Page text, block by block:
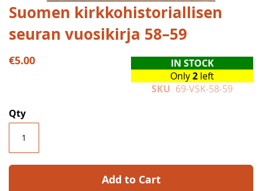
Skip
to
the
of
Suomen kirkkohistoriallisen
seuran vuosikirja 58–59
€5.00
IN STOCK
Only2 left
SKU 69-VSK-58-59
Qty
Add to Cart